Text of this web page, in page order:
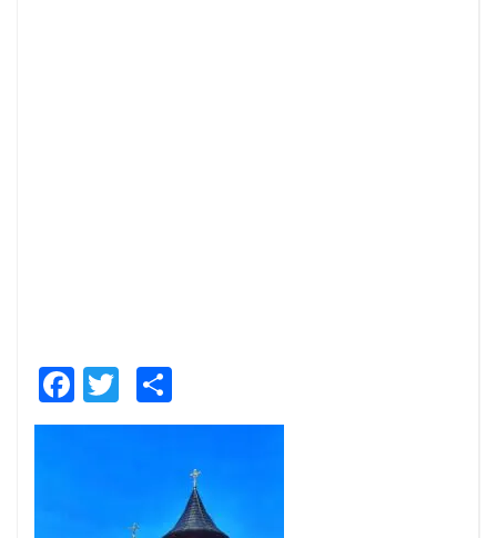
Facebook
Twitter